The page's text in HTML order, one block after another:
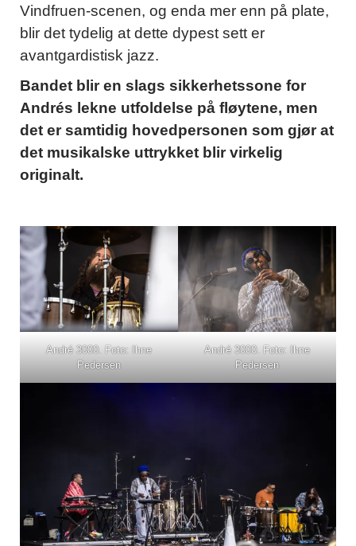
Vindfruen-scenen, og enda mer enn på plate,
blir det tydelig at dette dypest sett er
avantgardistisk jazz.
Bandet blir en slags sikkerhetssone for
Andrés lekne utfoldelse på fløytene, men
det er samtidig hovedpersonen som gjør at
det musikalske uttrykket blir virkelig
originalt.
André 3000. Foto: Ihne
Pedersen
André 3000. Foto: Ihne
Pedersen